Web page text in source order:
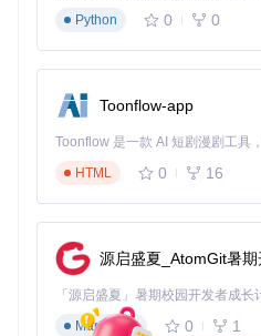
Python
0 0
Toonflow-app
HTML
0 16
源启盛夏_AtomGit暑
Markdown
0 1